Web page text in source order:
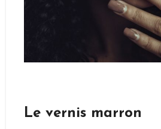
Le vernis marron